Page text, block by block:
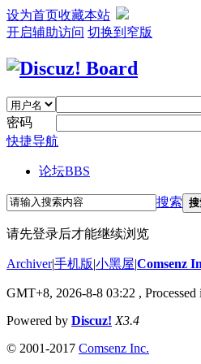
设为首页收藏本站
开启辅助访问 切换到窄版
密码
快捷导航
论坛BBS
搜索
请先登录后才能继续浏览
Archiver|手机版|小黑屋|Comsenz
GMT+8, 2026-8-8 03:22 ,
Powered by Discuz! X3.4
© 2001-2017 Comsenz Inc.